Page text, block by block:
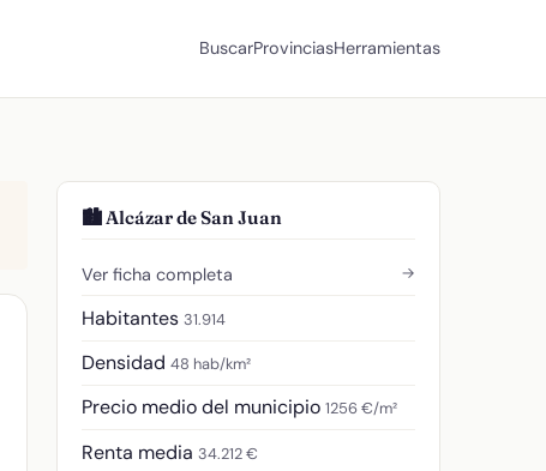
BuscarProvinciasHerramientas
🏙️ Alcázar de San Juan
Ver ficha completa →
Habitantes 31.914
Densidad 48 hab/km²
Precio medio del municipio 1256 €/m²
Renta media 34.212 €